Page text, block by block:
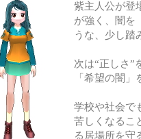
紫主人公が登
が強く、闇を
うな、少し踏
次は“正しさ”
「希望の闇
学校や社会で
苦しくなるこ
る居場所を守